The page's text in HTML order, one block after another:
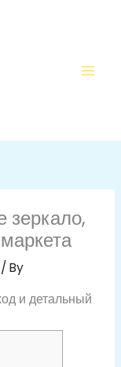
зеркало,
By
и детальный